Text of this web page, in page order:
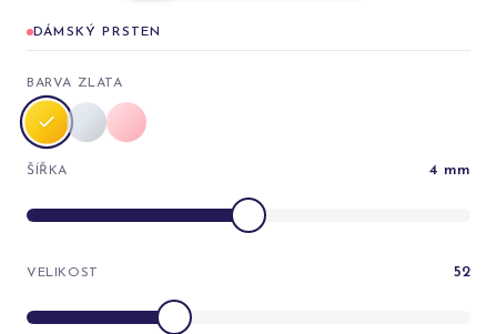
DÁMSKÝ PRSTEN
BARVA ZLATA
ŠÍŘKA 4 mm
VELIKOST 52